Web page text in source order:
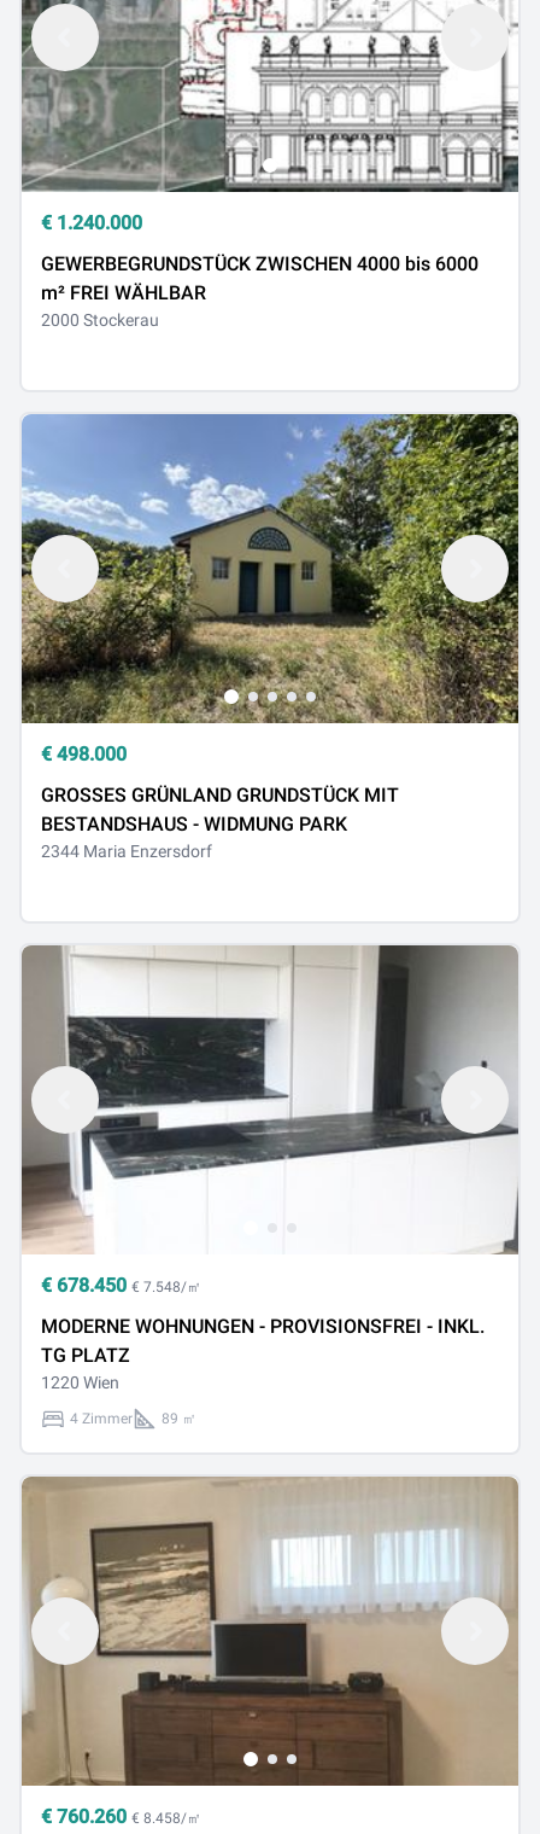
€ 1.240.000
GEWERBEGRUNDSTÜCK ZWISCHEN 4000 bis 6000
m² FREI WÄHLBAR
2000 Stockerau
€ 498.000
GROSSES GRÜNLAND GRUNDSTÜCK MIT
BESTANDSHAUS - WIDMUNG PARK
2344 Maria Enzersdorf
€ 678.450 € 7.548/㎡
MODERNE WOHNUNGEN - PROVISIONSFREI - INKL.
TG PLATZ
1220 Wien
4 Zimmer 89 ㎡
€ 760.260 € 8.458/㎡